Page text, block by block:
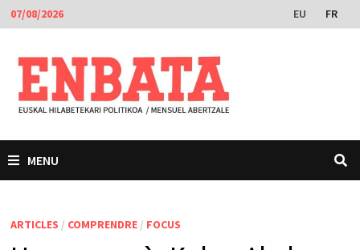
Passer
au
contenu
07/08/2026 EU FR
MENU
ARTICLES / COMPRENDRE/ FOCUS